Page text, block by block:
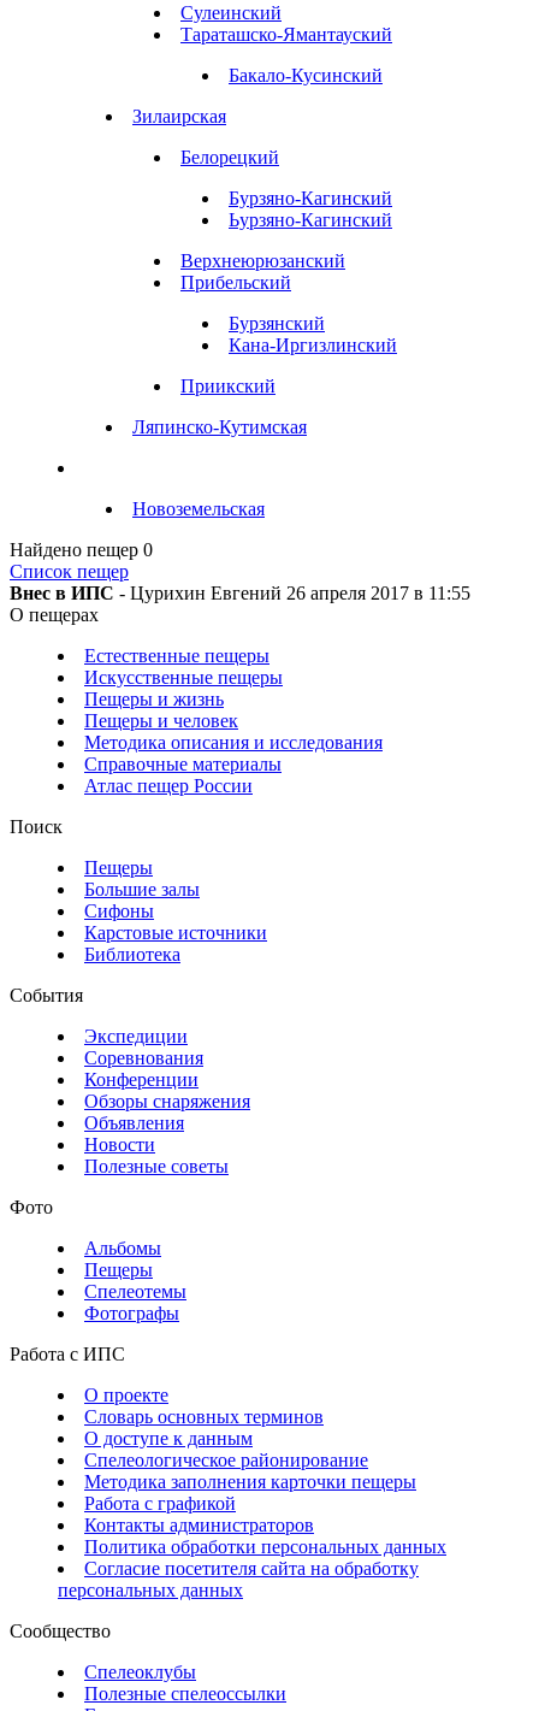
Сулеинский
Тараташско-Ямантауский
Бакало-Кусинский
Зилаирская
Белорецкий
Бурзяно-Кагинский
Ьурзяно-Кагинский
Верхнеюрюзанский
Прибельский
Бурзянский
Кана-Иргизлинский
Приикский
Ляпинско-Кутимская
Новоземельская
Найдено пещер 0
Список пещер
Внес в ИПС - Цурихин Евгений 26 апреля 2017 в 11:55
О пещерах
Естественные пещеры
Искусственные пещеры
Пещеры и жизнь
Пещеры и человек
Методика описания и исследования
Справочные материалы
Атлас пещер России
Поиск
Пещеры
Большие залы
Сифоны
Карстовые источники
Библиотека
События
Экспедиции
Соревнования
Конференции
Обзоры снаряжения
Объявления
Новости
Полезные советы
Фото
Альбомы
Пещеры
Спелеотемы
Фотографы
Работа с ИПС
О проекте
Словарь основных терминов
О доступе к данным
Спелеологическое районирование
Методика заполнения карточки пещеры
Работа с графикой
Контакты администраторов
Политика обработки персональных данных
Согласие посетителя сайта на обработку
персональных данных
Сообщество
Спелеоклубы
Полезные спелеоссылки